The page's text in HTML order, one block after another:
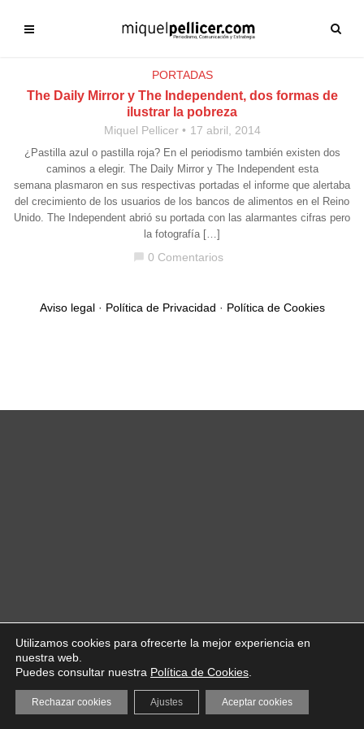
PORTADAS
The Daily Mirror y The Independent, dos formas de
ilustrar la pobreza
Miquel Pellicer 17 abril, 2014
¿Pastilla azul o pastilla roja? En el periodismo también existen dos
caminos a elegir. The Daily Mirror y The Independent esta
semana plasmaron en sus respectivas portadas el informe que alertaba
del crecimiento de los usuarios de los bancos de alimentos en el Reino
Unido. The Independent abrió su portada con las alarmantes cifras pero
la fotografía […]
chat_bubble 0 Comentarios
Aviso legal· Política de Privacidad · Política de Cookies
Utilizamos cookies para ofrecerte la mejor experiencia en
nuestra web.
Puedes consultar nuestra Política de Cookies
Aceptar cookies
Rechazar cookies Ajustes